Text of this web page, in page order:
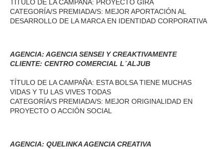
TÍTULO DE LA CAMPAÑA: PROYECTO GIRA
CATEGORÍA/S PREMIADA/S: MEJOR APORTACIÓN AL
DESARROLLO DE LA MARCA EN IDENTIDAD CORPORATIVA
AGENCIA: AGENCIA SENSEI Y CREAKTIVAMENTE
CLIENTE: CENTRO COMERCIAL L´ALJUB
TÍTULO DE LA CAMPAÑA: ESTA BOLSA TIENE MUCHAS
VIDAS Y TU LAS VIVES TODAS
CATEGORÍA/S PREMIADA/S: MEJOR ORIGINALIDAD EN
PROYECTO O ACCIÓN SOCIAL
AGENCIA: QUELINKA AGENCIA CREATIVA